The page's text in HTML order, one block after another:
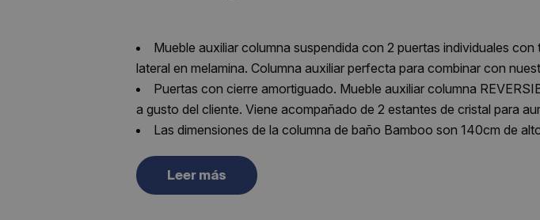
Mueble auxiliar columna suspendida con 2 puertas individuales
lateral en melamina. Columna auxiliar perfecta para combinar con
Puertas con cierre amortiguado. Mueble auxiliar columna
a gusto del cliente. Viene acompañado de 2 estantes de cristal para
Las dimensiones de la columna de baño Bamboo son 140cm de
Columna auxiliar modelo Bamboo YA MONTADA. Viene con
90kg/soporte.
Leer más